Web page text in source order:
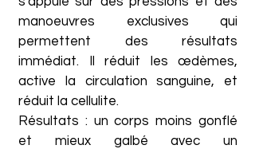
manoeuvres exclusives qui
permettent des résultats
immédiat. Il réduit les œdèmes,
active la circulation sanguine, et
réduit la cellulite.
Résultats : un corps moins gonflé
et mieux galbé avec un